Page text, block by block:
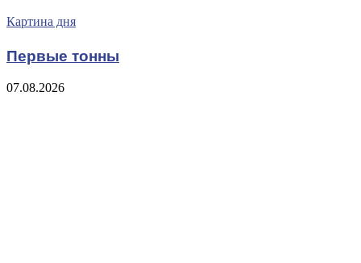
Картина дня
Первые тонны
07.08.2026